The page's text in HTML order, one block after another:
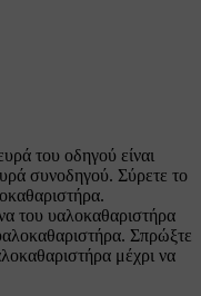
του οδηγού είναι
συνοδηγού. Σύρετε το
του υαλοκαθαριστήρα
Σπρώξτε
μέχρι να